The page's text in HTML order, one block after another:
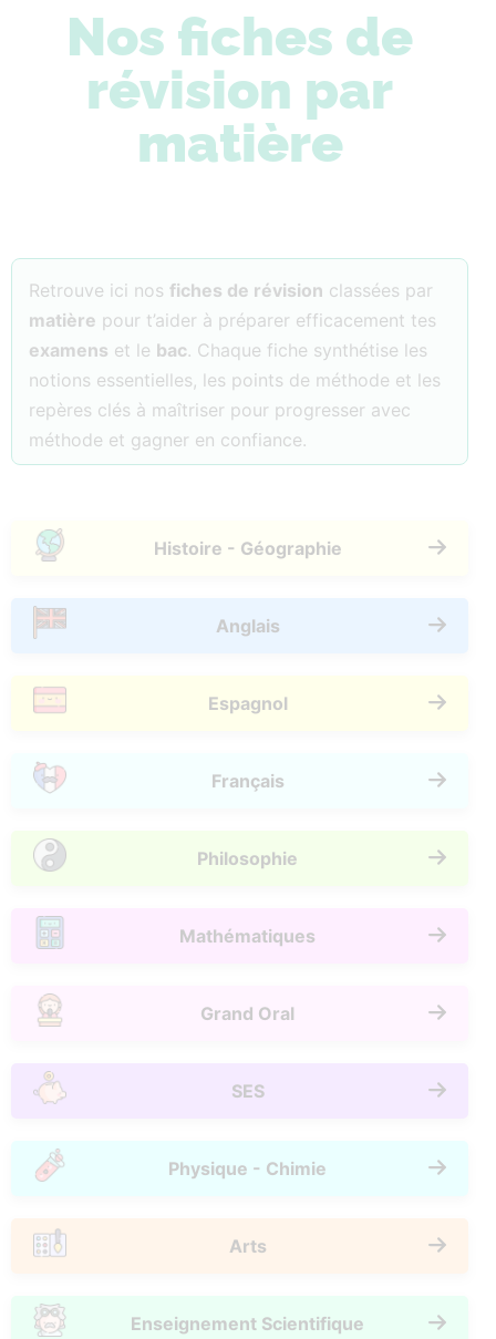
Nos fiches de
révision par
matière
Retrouve ici nos fiches de révision classées par
matière pour t’aider à préparer efficacement tes
examens et le bac. Chaque fiche synthétise les
notions essentielles, les points de méthode et les
repères clés à maîtriser pour progresser avec
méthode et gagner en confiance.
Histoire - Géographie
Anglais
Espagnol
Français
Philosophie
Mathématiques
Grand Oral
SES
Physique - Chimie
Arts
Enseignement Scientifique